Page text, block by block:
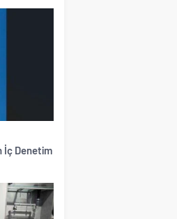
İç Denetim